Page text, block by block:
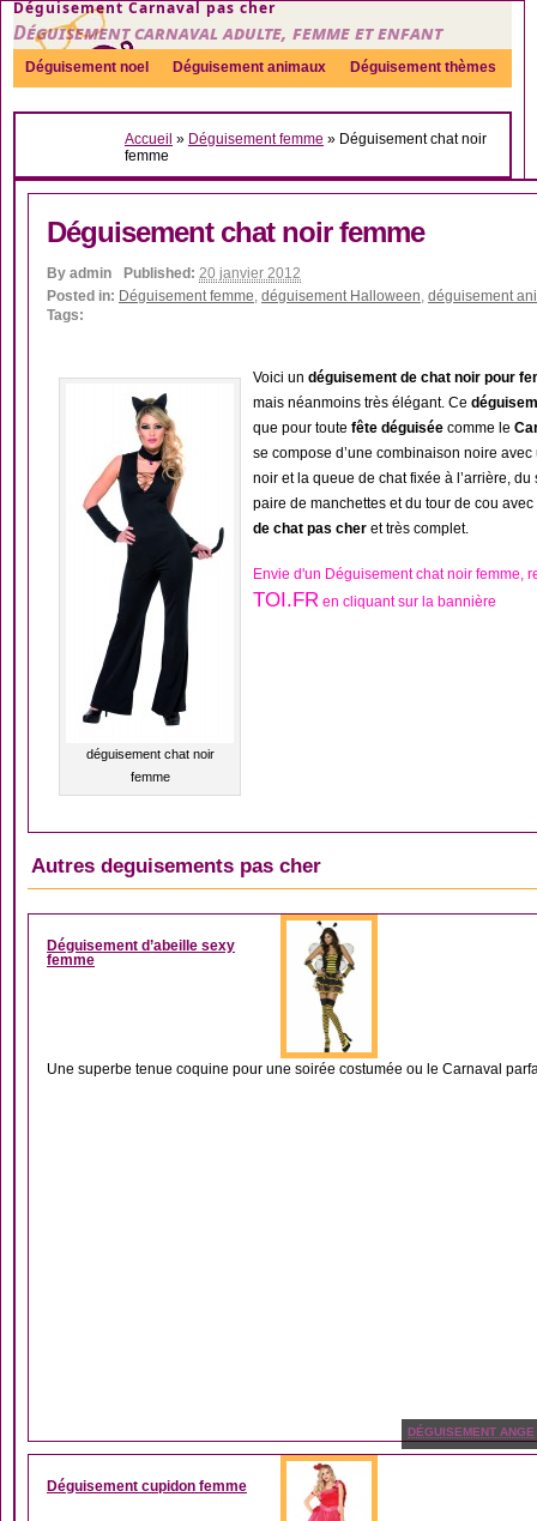
Déguisement Carnaval pas cher
Déguisement carnaval adulte, femme et enfant
Déguisement noel Déguisement animaux Déguisement thèmes
Sexy Déguisement couple Déguisements par genre Idées
Accueil » Déguisement femme » Déguisement chat noir
femme
Déguisement chat noir femme
By admin Published: 20 janvier 2012
Posted in: Déguisement femme, déguisement Halloween, déguisement
Tags:
déguisement chat noir
femme
Voici un déguisement de chat noir pour
mais néanmoins très élégant. Ce
que pour toute fête déguisée comme le
se compose d’une combinaison noire
noir et la queue de chat fixée à l’arrière,
paire de manchettes et du tour de cou
de chat pas cher et très complet.
Envie d'un Déguisement chat noir femme,
TOI.FR en cliquant sur la bannière
Autres deguisements pas cher
DÉGUISEMENT
Déguisement d’abeille sexy
femme
Une superbe tenue coquine pour une soirée costumée ou le Carnaval
DÉGUISEMENT ANGE
Déguisement cupidon femme